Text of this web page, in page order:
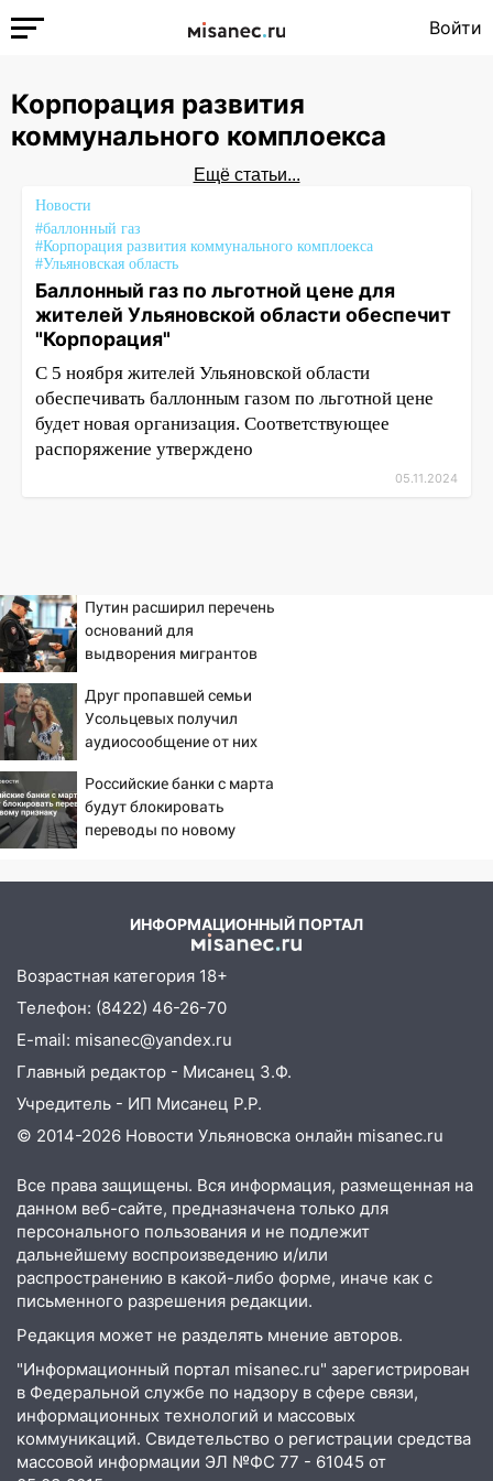
Войти
Корпорация развития
коммунального комплоекса
Ещё статьи...
Новости
#баллонный газ
#Корпорация развития коммунального комплоекса
#Ульяновская область
Баллонный газ по льготной цене для
жителей Ульяновской области обеспечит
"Корпорация"
С 5 ноября жителей Ульяновской области
обеспечивать баллонным газом по льготной цене
будет новая организация. Соответствующее
распоряжение утверждено
05.11.2024
Путин расширил перечень
оснований для
выдворения мигрантов
Друг пропавшей семьи
Усольцевых получил
аудиосообщение от них
Российские банки с марта
будут блокировать
переводы по новому
ИНФОРМАЦИОННЫЙ ПОРТАЛ
Возрастная категория 18+
Телефон: (8422) 46-26-70
E-mail: misanec@yandex.ru
Главный редактор - Мисанец З.Ф.
Учредитель - ИП Мисанец Р.Р.
© 2014-2026 Новости Ульяновска онлайн misanec.ru
Все права защищены. Вся информация, размещенная на
данном веб-сайте, предназначена только для
персонального пользования и не подлежит
дальнейшему воспроизведению и/или
распространению в какой-либо форме, иначе как с
письменного разрешения редакции.
Редакция может не разделять мнение авторов.
"Информационный портал misanec.ru" зарегистрирован
в Федеральной службе по надзору в сфере связи,
информационных технологий и массовых
коммуникаций. Свидетельство о регистрации средства
массовой информации ЭЛ №ФС 77 - 61045 от